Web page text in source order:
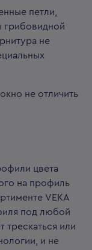
петли,
грибовидной
не
не отличить
цвета
на профиль
VEKA
под любой
трескаться или
и не